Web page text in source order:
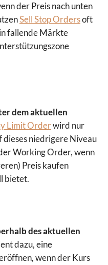
der Preis nach unten
Sell Stop Ordersoft
fallende Märkte
dem aktuellen
Limit Orderwird nur
dieses niedrigere Niveau
Working Order, wenn
Preis kaufen
bietet.
des aktuellen
dazu, eine
wenn der Kurs